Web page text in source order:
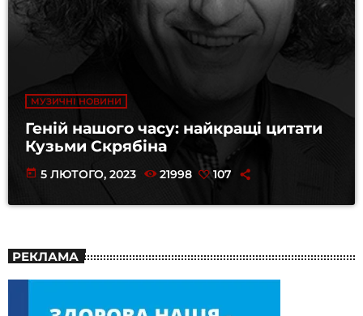
МУЗИЧНІ НОВИНИ
Геній нашого часу: найкращі цитати
Кузьми Скрябіна
today 5 ЛЮТОГО, 2023 21998 107
РЕКЛАМА